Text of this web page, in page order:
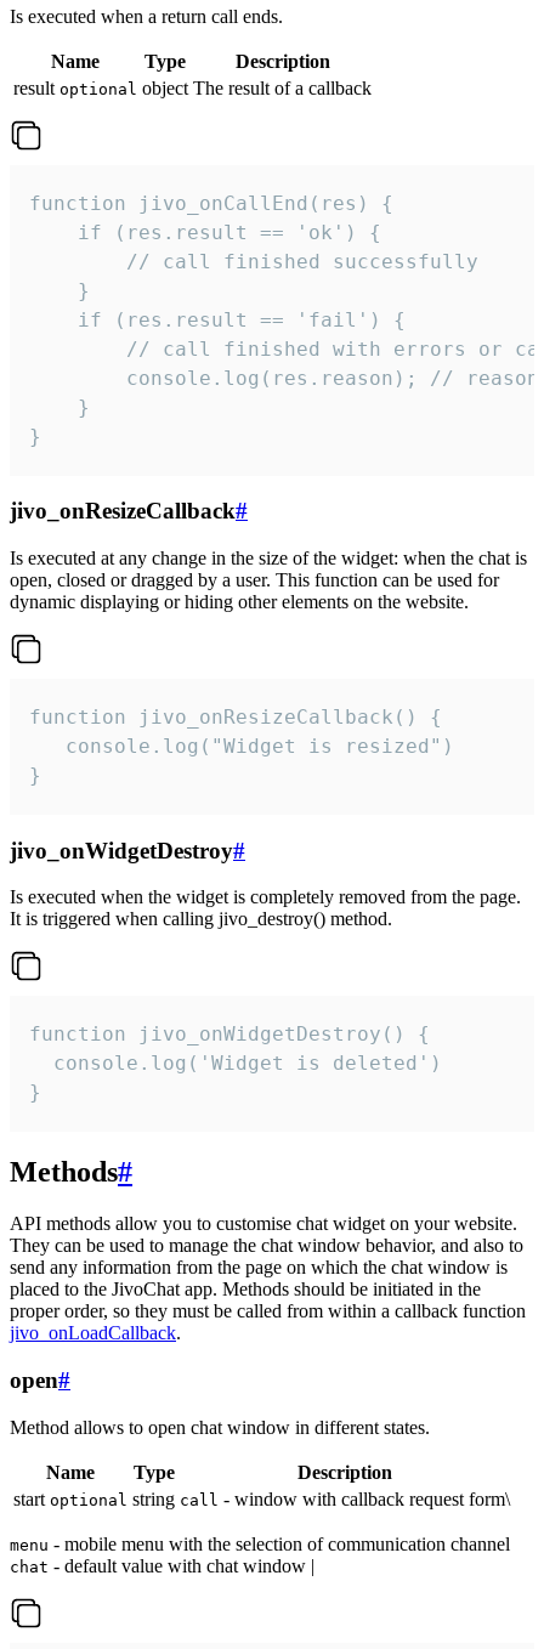
Is executed when a return call ends.
Name Type
Description
result optional object The result of a callback
function jivo_onCallEnd(res) {
    if (res.result == 'ok') {
        // call finished successfully
    }
    if (res.result == 'fail') {
// call finished with errors or
console.log(res.reason); //
    }
}
jivo_onResizeCallback#
Is executed at any change in the size of the widget: when the chat is
open, closed or dragged by a user. This function can be used for
dynamic displaying or hiding other elements on the website.
function jivo_onResizeCallback() {
   console.log("Widget is resized")
}
jivo_onWidgetDestroy#
Is executed when the widget is completely removed from the page.
It is triggered when calling jivo_destroy() method.
function jivo_onWidgetDestroy() {
  console.log('Widget is deleted')
}
Methods#
API methods allow you to customise chat widget on your website.
They can be used to manage the chat window behavior, and also to
send any information from the page on which the chat window is
placed to the JivoChat app. Methods should be initiated in the
proper order, so they must be called from within a callback function
jivo_onLoadCallback.
open#
Method allows to open chat window in different states.
Name Type
Description
start optional string call - window with callback request form\
menu - mobile menu with the selection of communication channel
chat - default value with chat window |